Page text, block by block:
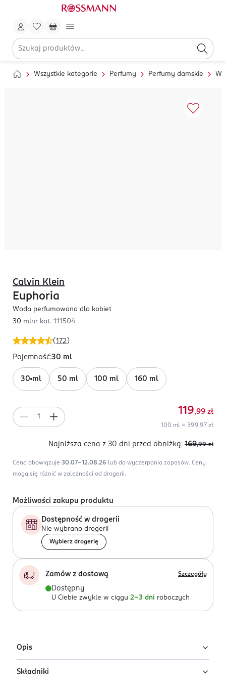
Wszystkie kategorie Perfumy Perfumy damskie
(172 )
Calvin Klein
Euphoria
Woda perfumowana dla kobiet
30 mlnr kat. 111504
Pojemność:30 ml
30 ml 50 ml 100 ml 160 ml
119,99 zł
100 ml = 399,97 zł
Najniższa cena z 30 dni przed obniżką: 169,99 zł
Cena obowiązuje 30.07-12.08.26 lub do wyczerpania zapasów. Ceny
mogą się różnić w zależności od drogerii.
Możliwości zakupu produktu
Dostępność w drogerii
Nie wybrano drogerii
Wybierz drogerię
Zamów z dostawą Szczegóły
Dostępny
U Ciebie zwykle w ciągu 2-3 dni roboczych
Opis
Damska woda perfumowana Calvin Klein Euphoria
Składniki